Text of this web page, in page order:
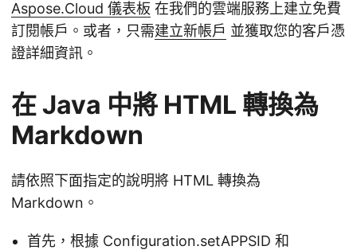
Aspose.Cloud 儀表板 在我們的雲端服務上建立免費
訂閱帳戶。或者，只需建立新帳戶 並獲取您的客戶憑
證詳細資訊。
在 Java 中將 HTML 轉換為
Markdown
請依照下面指定的說明將 HTML 轉換為
Markdown。
首先，根據 Configuration.setAPPSID 和